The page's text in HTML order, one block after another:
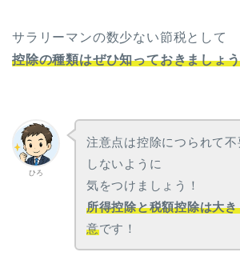
サラリーマンの数少ない節税として
控除の種類はぜひ知っておきましょ
ひろ
注意点は控除につられて
しないように
気をつけましょう！
所得控除と税額控除は大
意です！